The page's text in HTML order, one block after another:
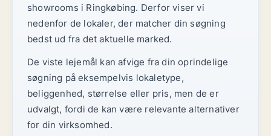
showrooms i Ringkøbing. Derfor viser vi
nedenfor de lokaler, der matcher din søgning
bedst ud fra det aktuelle marked.
De viste lejemål kan afvige fra din oprindelige
søgning på eksempelvis lokaletype,
beliggenhed, størrelse eller pris, men de er
udvalgt, fordi de kan være relevante alternativer
for din virksomhed.